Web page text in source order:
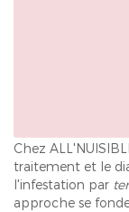
Chez
traitement et le
l'infestation par
approche se